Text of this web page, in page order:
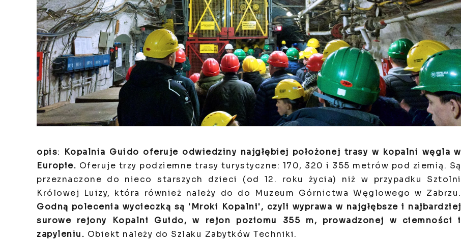
opis: Kopalnia Guido oferuje odwiedziny najgłębiej położonej trasy w kopalni węgla w
Europie. Oferuje trzy podziemne trasy turystyczne: 170, 320 i 355 metrów pod ziemią. Są
przeznaczone do nieco starszych dzieci (od 12. roku życia) niż w przypadku Sztolni
Królowej Luizy, która również należy do do Muzeum Górnictwa Węglowego w Zabrzu.
Godną polecenia wycieczką są 'Mroki Kopalni', czyli wyprawa w najgłębsze i najbardziej
surowe rejony Kopalni Guido, w rejon poziomu 355 m, prowadzonej w ciemności i
zapyleniu. Obiekt należy do Szlaku Zabytków Techniki.